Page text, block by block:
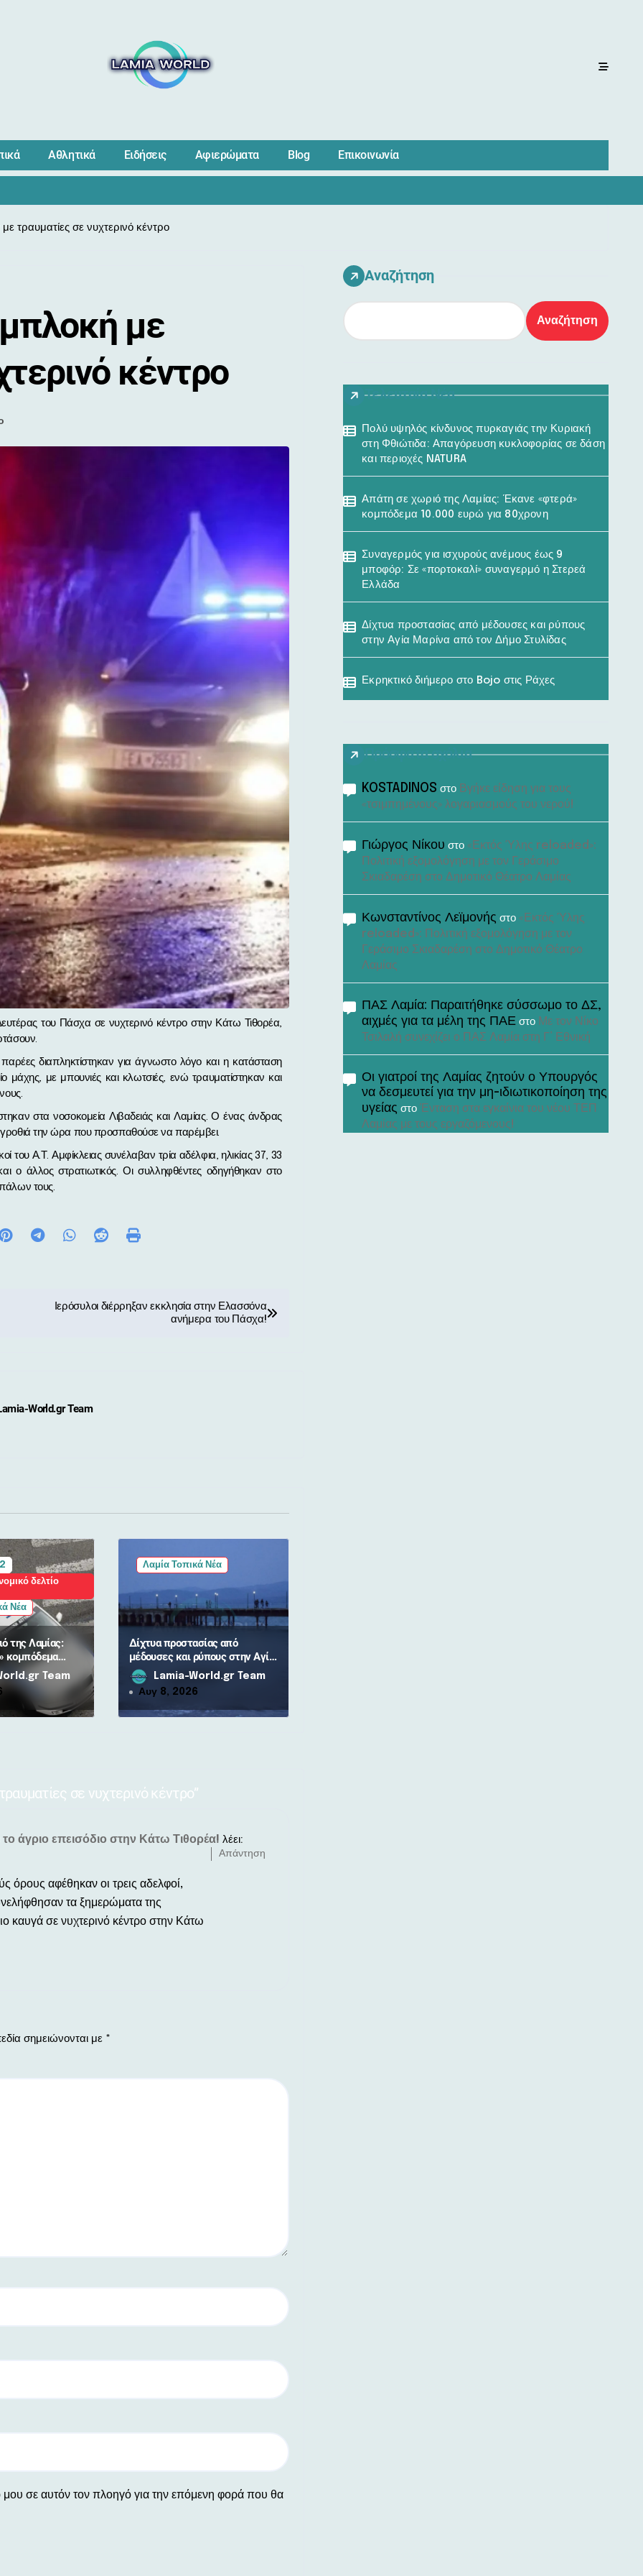
Αθλητικά Ειδήσεις Αφιερώματα Blog Επικοινωνία
τραυματίες σε νυχτερινό κέντρο
με
κέντρο
διαπληκτίστηκαν για άγνωστο λόγο και η κατάσταση
με μπουνιές και κλωτσιές, ενώ τραυματίστηκαν και
στα νοσοκομεία Λιβαδειάς και Λαμίας. Ο ένας άνδρας
γροθιά την ώρα που προσπαθούσε να παρέμβει.
του Α.Τ. Αμφίκλειας συνέλαβαν τρία αδέλφια, ηλικίας 37, 33
ο άλλος στρατιωτικός. Οι συλληφθέντες οδηγήθηκαν στο
τους.
Ιερόσυλοι διέρρηξαν εκκλησία στην Ελασσόνα
ανήμερα του Πάσχα!
World.gr Team
δελτίο
Νέα
της Λαμίας:
κομπόδεμα
80χρονηTeam
Λαμία Τοπικά Νέα
Δίχτυα προστασίας από
μέδουσες και ρύπους στην Αγία
Μαρίνα από τον Δήμο Στυλίδας
Lamia-World.gr Team
Αυγ 8, 2026
σε νυχτερινό κέντρο”
το άγριο επεισόδιο στην Κάτω Τιθορέα! λέει:
όρους αφέθηκαν οι τρεις αδελφοί,
τα ξημερώματα της
καυγά σε νυχτερινό κέντρο στην Κάτω
Απάντηση
σημειώνονται με *
σε αυτόν τον πλοηγό για την επόμενη φορά που θα
Αναζήτηση
Αναζήτηση
Τελευταία Νέα
Πολύ υψηλός κίνδυνος πυρκαγιάς την Κυριακή
στη Φθιώτιδα: Απαγόρευση κυκλοφορίας σε δάση
και περιοχές NATURA
Απάτη σε χωριό της Λαμίας: Έκανε «φτερά»
κομπόδεμα 10.000 ευρώ για 80χρονη
Συναγερμός για ισχυρούς ανέμους έως 9
μποφόρ: Σε «πορτοκαλί» συναγερμό η Στερεά
Ελλάδα
Δίχτυα προστασίας από μέδουσες και ρύπους
στην Αγία Μαρίνα από τον Δήμο Στυλίδας
Εκρηκτικό διήμερο στο Bojo στις Ράχες
Πρόσφατα σχόλια
KOSTADINOS στο Βγήκε είδηση για τους
«τσιμπημένους» λογαριασμούς του νερού!
Γιώργος Νίκου στο «Εκτός Ύλης reloaded»:
Πολιτική εξομολόγηση με τον Γεράσιμο
Σκιαδαρέση στο Δημοτικό Θέατρο Λαμίας
Κωνσταντίνος Λεϊμονής στο «Εκτός Ύλης
reloaded»: Πολιτική εξομολόγηση με τον
Γεράσιμο Σκιαδαρέση στο Δημοτικό Θέατρο
Λαμίας
ΠΑΣ Λαμία: Παραιτήθηκε σύσσωμο το ΔΣ,
αιχμές για τα μέλη της ΠΑΕ στο Με τον Νίκο
Τσιλαλή συνεχίζει ο ΠΑΣ Λαμία στη Γ’ Εθνική
Οι γιατροί της Λαμίας ζητούν ο Υπουργός
να δεσμευτεί για την μη-ιδιωτικοποίηση της
υγείας στο Ένταση στα εγκαίνια του νέου ΤΕΠ
Λαμίας με τους εργαζόμενους!